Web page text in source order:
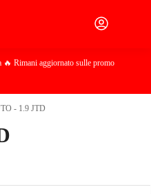
🔥 Rimani aggiornato sulle promo
- 1.9 JTD